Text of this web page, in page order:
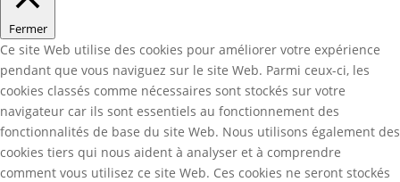
Fermer
Ce site Web utilise des cookies pour améliorer votre expérience
pendant que vous naviguez sur le site Web. Parmi ceux-ci, les
cookies classés comme nécessaires sont stockés sur votre
navigateur car ils sont essentiels au fonctionnement des
fonctionnalités de base du site Web. Nous utilisons également des
cookies tiers qui nous aident à analyser et à comprendre
comment vous utilisez ce site Web. Ces cookies ne seront stockés